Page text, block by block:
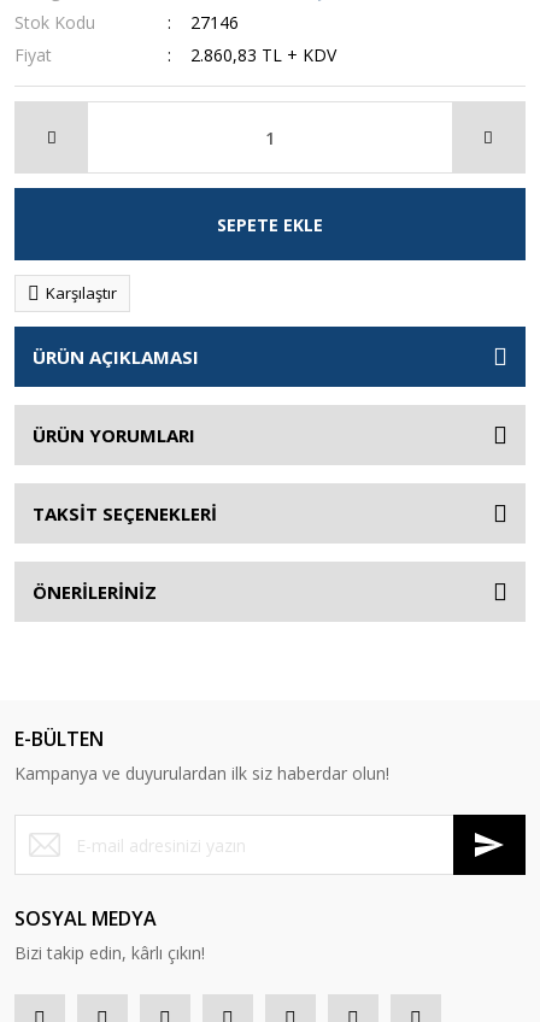
Stok Kodu
27146
Fiyat
2.860,83 TL + KDV
SEPETE EKLE
Karşılaştır
ÜRÜN AÇIKLAMASI
ÜRÜN YORUMLARI
TAKSİT SEÇENEKLERİ
ÖNERİLERİNİZ
E-BÜLTEN
Kampanya ve duyurulardan ilk siz haberdar olun!
SOSYAL MEDYA
Bizi takip edin, kârlı çıkın!